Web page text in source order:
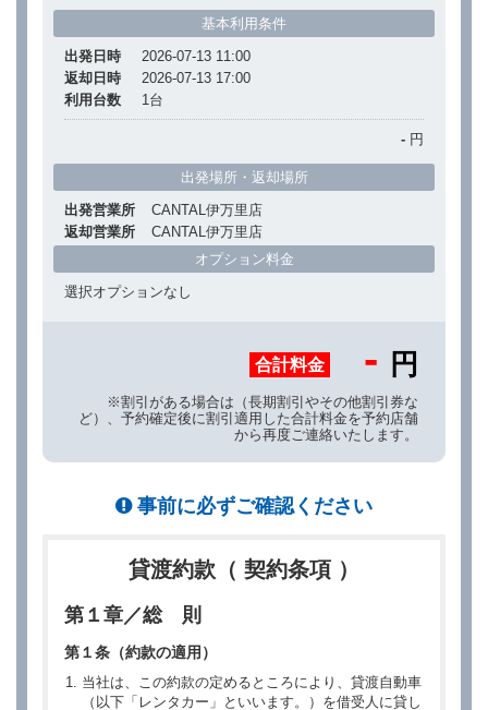
基本利用条件
出発日時
2026-07-13 11:00
返却日時
2026-07-13 17:00
利用台数
1 台
- 円
出発場所・返却場所
出発営業所
CANTAL伊万里店
返却営業所
CANTAL伊万里店
オプション料金
選択オプションなし
合計料金 - 円
※割引がある場合は（長期割引やその他割引券な
ど）、予約確定後に割引適用した合計料金を予約店舗
から再度ご連絡いたします。
事前に必ずご確認ください
貸渡約款（ 契約条項 ）
第１章／総 則
第１条（約款の適用）
当社は、この約款の定めるところにより、貸渡自動車
（以下「レンタカー」といいます。）を借受人に貸し